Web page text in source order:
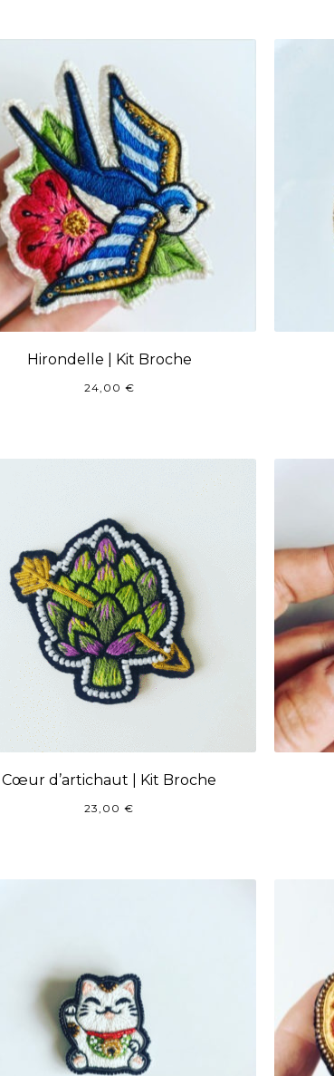
Hirondelle | Kit Broche
24,00 €
Cœur d’artichaut | Kit Broche
23,00€